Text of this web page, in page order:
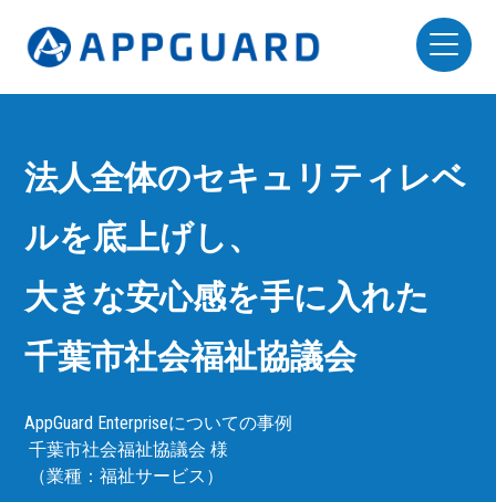
法人全体のセキュリティレベ
ルを底上げし、
大きな安心感を手に入れた
千葉市社会福祉協議会
AppGuard Enterpriseについての事例
千葉市社会福祉協議会 様
（業種：福祉サービス）